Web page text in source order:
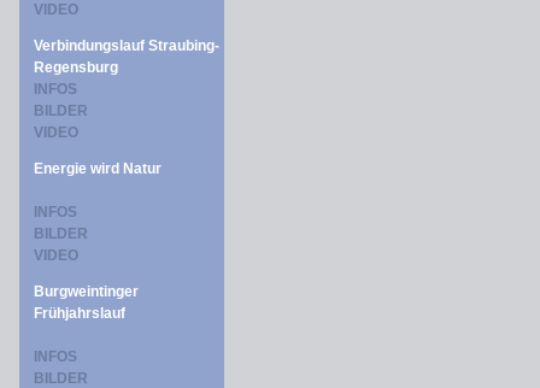
VIDEO
Verbindungslauf Straubing-
Regensburg
INFOS
BILDER
VIDEO
Energie wird Natur
INFOS
BILDER
VIDEO
Burgweintinger
Frühjahrslauf
INFOS
BILDER